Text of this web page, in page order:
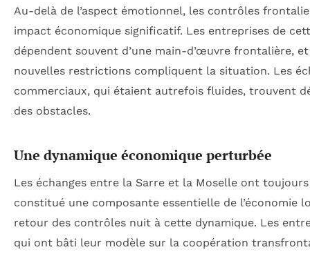
Au-delà de l’aspect émotionnel, les contrôles
impact économique significatif. Les entreprises de
dépendent souvent d’une main-d’œuvre frontalière,
nouvelles restrictions compliquent la situation. Les
commerciaux, qui étaient autrefois fluides, trouvent
des obstacles.
Une dynamique économique perturbée
Les échanges entre la Sarre et la Moselle ont toujours
constitué une composante essentielle de l’économie
retour des contrôles nuit à cette dynamique. Les
qui ont bâti leur modèle sur la coopération